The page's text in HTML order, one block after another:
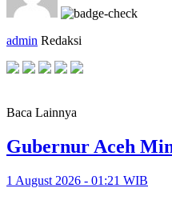
admin Redaksi
Baca Lainnya
Gubernur Aceh
1 August 2026 - 01:21 WIB